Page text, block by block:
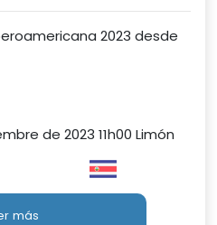
2023 desde
de 2023 11h00 Limón
más